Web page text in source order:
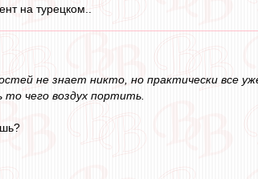
на турецком..
не знает никто, но практически все
то чего воздух портить.